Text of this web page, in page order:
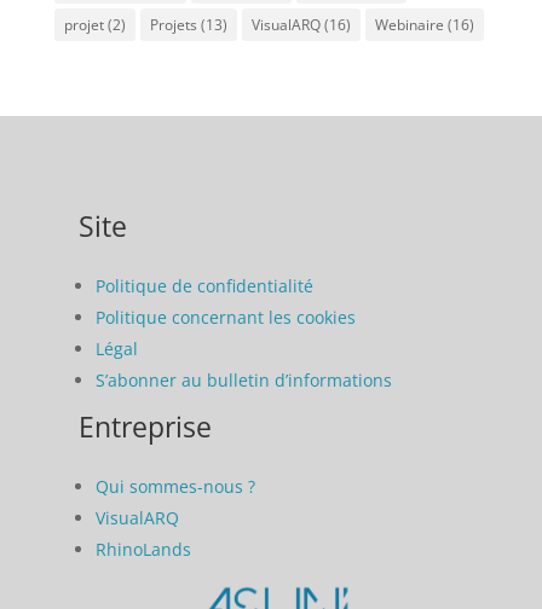
projet(2) Projets (13) VisualARQ(16) Webinaire (16)
Site
Politique de confidentialité
Politique concernant les cookies
Légal
S’abonner au bulletin d’informations
Entreprise
Qui sommes-nous ?
VisualARQ
RhinoLands